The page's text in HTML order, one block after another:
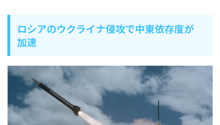
ロシアのウクライナ侵攻で中東依存度が
加速